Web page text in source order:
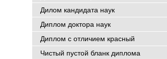
Дилом кандидата наук
Диплом доктора наук
Диплом с отличием красный
Чистый пустой бланк диплома